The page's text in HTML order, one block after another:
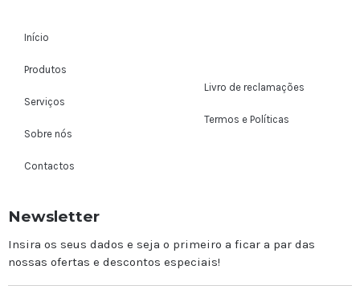
Início
Produtos
Serviços
Sobre nós
Contactos
Livro de reclamações
Termos e Políticas
Newsletter
Insira os seus dados e seja o primeiro a ficar a par das
nossas ofertas e descontos especiais!